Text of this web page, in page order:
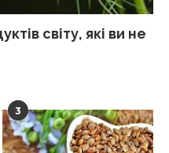
світу, які ви не
3